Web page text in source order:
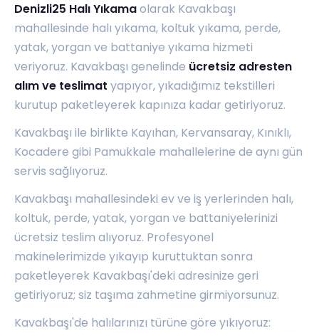
Denizli25 Halı Yıkamaolarak Kavakbaşı
mahallesinde halı yıkama, koltuk yıkama, perde,
yatak, yorgan ve battaniye yıkama hizmeti
veriyoruz. Kavakbaşı genelinde ücretsiz adresten
alım ve teslimat yapıyor, yıkadığımız tekstilleri
kurutup paketleyerek kapınıza kadar getiriyoruz.
Kavakbaşı ile birlikte Kayıhan, Kervansaray, Kınıklı,
Kocadere gibi Pamukkale mahallelerine de aynı gün
servis sağlıyoruz.
Kavakbaşı mahallesindeki ev ve iş yerlerinden halı,
koltuk, perde, yatak, yorgan ve battaniyelerinizi
ücretsiz teslim alıyoruz. Profesyonel
makinelerimizde yıkayıp kuruttuktan sonra
paketleyerek Kavakbaşı'deki adresinize geri
getiriyoruz; siz taşıma zahmetine girmiyorsunuz.
Kavakbaşı'de halılarınızı türüne göre yıkıyoruz: